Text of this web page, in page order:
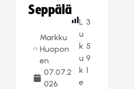
Seppälä
Markku
Huopon
en
07.07.2
026
L
u
k
u
k
e
3
5
9
1